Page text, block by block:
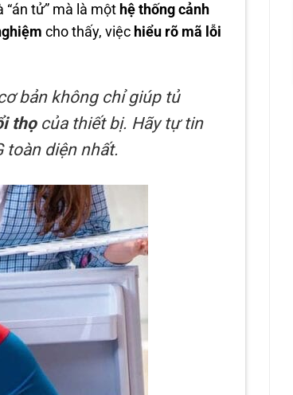
“án tử” mà là một hệ thống cảnh
cho thấy, việc hiểu rõ mã lỗi
bản không chỉ giúp tủ
thọcủa thiết bị. Hãy tự tin
toàn diện nhất.